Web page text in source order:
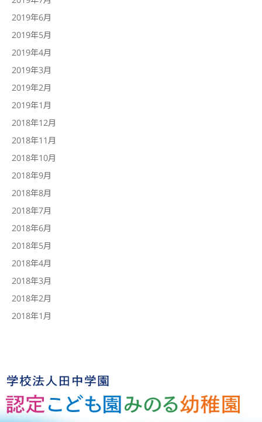
2019年6月
2019年5月
2019年4月
2019年3月
2019年2月
2019年1月
2018年12月
2018年11月
2018年10月
2018年9月
2018年8月
2018年7月
2018年6月
2018年5月
2018年4月
2018年3月
2018年2月
2018年1月